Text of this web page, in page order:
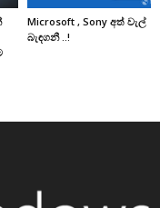
Microsoft , Sony අත් වැල්
බැඳගනී ..!